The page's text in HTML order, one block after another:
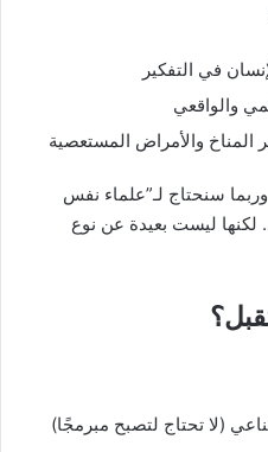
في التفكير
والواقعي
والأمراض المستعصية
سنحتاج لـ”علماء نفس
لكنها ليست بعيدة عن نوع
(لا تحتاج لتصبح مبرمجًا)